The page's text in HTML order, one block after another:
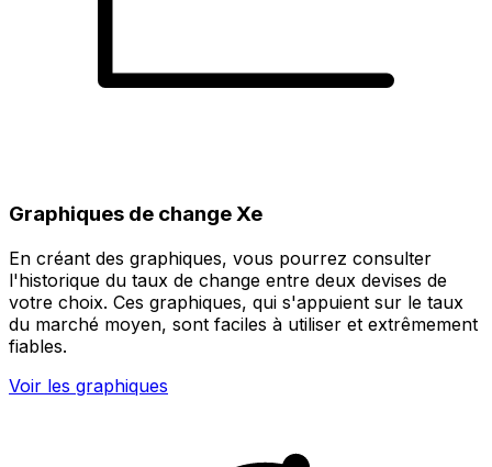
Graphiques de change Xe
En créant des graphiques, vous pourrez consulter
l'historique du taux de change entre deux devises de
votre choix. Ces graphiques, qui s'appuient sur le taux
du marché moyen, sont faciles à utiliser et extrêmement
fiables.
Voir les graphiques